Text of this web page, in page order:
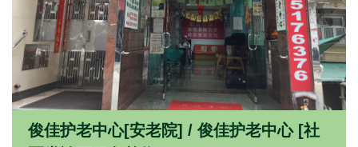
俊佳护老中心[安老院] / 俊佳护老中心 [社